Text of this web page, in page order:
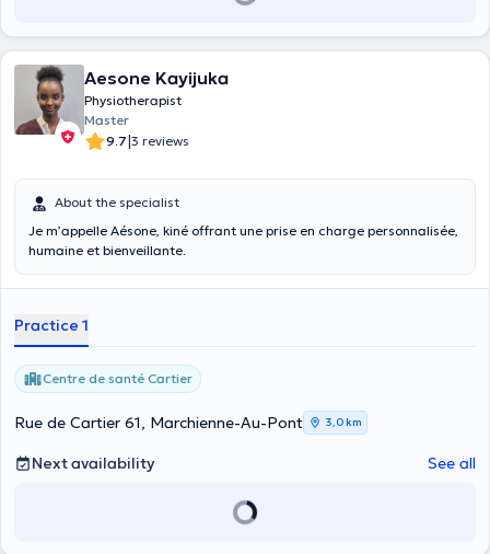
Aesone Kayijuka
Physiotherapist
Master
9.7|3 reviews
About the specialist
Je m’appelle Aésone, kiné offrant une prise en charge personnalisée,
humaine et bienveillante.
Practice 1
Centre de santé Cartier
Rue de Cartier 61, Marchienne-Au-Pont 3,0 km
Next availability See all